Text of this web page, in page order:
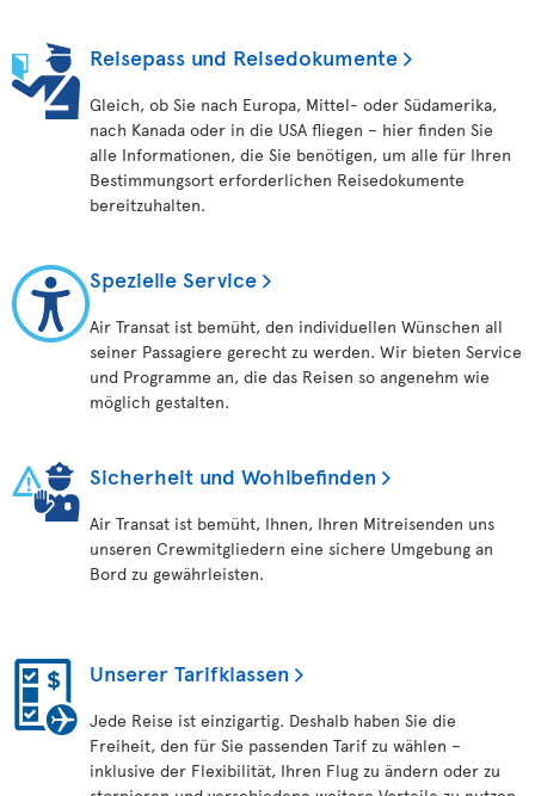
Reisepass und Reisedokumente
Gleich, ob Sie nach Europa, Mittel- oder Südamerika,
nach Kanada oder in die USA fliegen – hier finden Sie
alle Informationen, die Sie benötigen, um alle für Ihren
Bestimmungsort erforderlichen Reisedokumente
bereitzuhalten.
Spezielle Service
Air Transat ist bemüht, den individuellen Wünschen all
seiner Passagiere gerecht zu werden. Wir bieten Service
und Programme an, die das Reisen so angenehm wie
möglich gestalten.
Sicherheit und Wohlbefinden
Air Transat ist bemüht, Ihnen, Ihren Mitreisenden uns
unseren Crewmitgliedern eine sichere Umgebung an
Bord zu gewährleisten.
Unserer Tarifklassen
Jede Reise ist einzigartig. Deshalb haben Sie die
Freiheit, den für Sie passenden Tarif zu wählen –
inklusive der Flexibilität, Ihren Flug zu ändern oder zu